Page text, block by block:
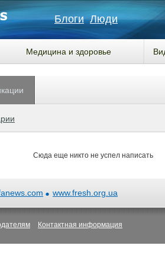
Блоги Люди
Медицина и здоровье
Сюда еще никто не успел написать
www.fresh.org.ua
Контактная информация